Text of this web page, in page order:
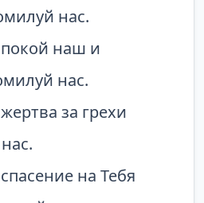
нас.
наш и
нас.
за грехи
на Тебя